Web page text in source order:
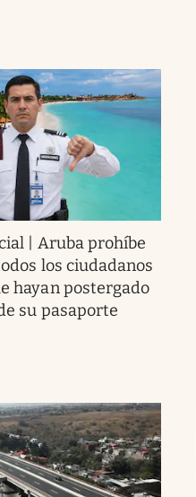
| Aruba prohíbe
los ciudadanos
hayan postergado
su pasaporte